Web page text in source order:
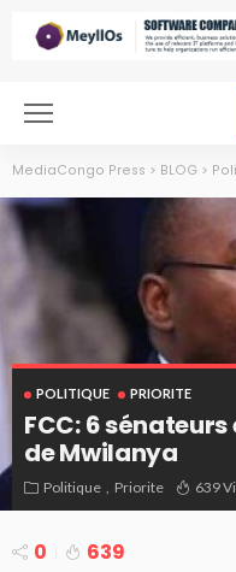
MediaCongo Press > BLOG >
POLITIQUE PRIORITE
FCC: 6
de Mwilanya
Politique Priorite 639
0 639